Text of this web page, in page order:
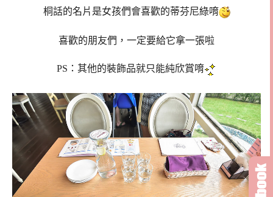
桐話的名片是女孩們會喜歡的蒂芬尼綠唷
喜歡的朋友們，一定要給它拿一張啦
PS：其他的裝飾品就只能純欣賞唷